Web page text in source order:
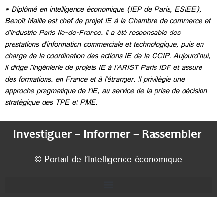
*Diplômé en intelligence économique (IEP de Paris, ESIEE),
Benoît Maille est chef de projet IE à la Chambre de commerce et
d’industrie Paris Ile-de-France. il a été responsable des
prestations d’information commerciale et technologique, puis en
charge de la coordination des actions IE de la CCIP. Aujourd’hui,
il dirige l’ingénierie de projets IE à l’ARIST Paris IDF et assure
des formations, en France et à l’étranger. Il privilégie une
approche pragmatique de l’IE, au service de la prise de décision
stratégique des TPE et PME.
Investiguer – Informer – Rassembler
© Portail de l’Intelligence économique